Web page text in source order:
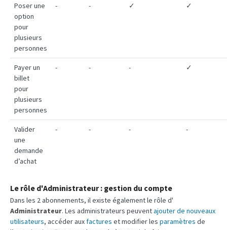
Poser une
option
pour
plusieurs
personnes
- - ✓ ✓
Payer un
billet
pour
plusieurs
personnes
- - - ✓
Valider
une
demande
d’achat
- - - -
Le rôle d'Administrateur : gestion du compte
Dans les 2 abonnements, il existe également le rôle d'
Administrateur. Les administrateurs peuventajouter de nouveaux
utilisateurs, accéder auxfactures et modifier les paramètres de